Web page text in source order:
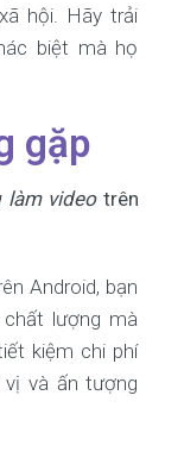
hội. Hãy trải
biệt mà họ
gặp
làm videotrên
Android, bạn
lượng mà
kiệm chi phí
vị và ấn tượng